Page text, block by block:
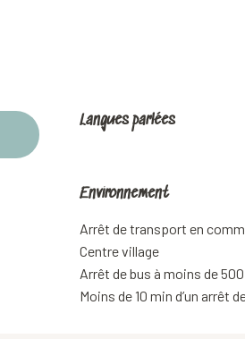
Langues parlées
Langues parlées
Environnement
Environnement
Arrêt de transport en
Centre village
Arrêt de bus à moins de
Moins de 10 min d’un arrêt